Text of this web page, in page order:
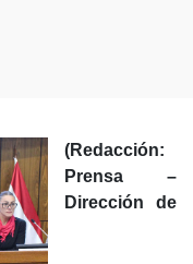
(Redacción:
Prensa –
Dirección de